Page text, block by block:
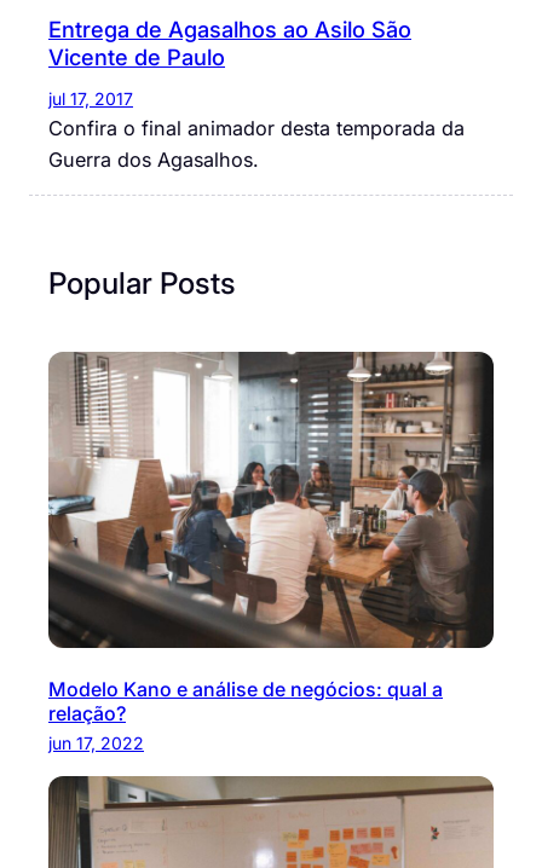
Entrega de Agasalhos ao Asilo São
Vicente de Paulo
jul 17, 2017
Confira o final animador desta temporada da
Guerra dos Agasalhos.
Popular Posts
Modelo Kano e análise de negócios: qual a
relação?
jun 17, 2022